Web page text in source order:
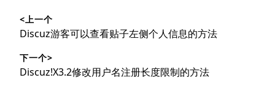
章
导
航
<上一个
上
文
章：
Discuz游客可以查看贴子左侧个人信息的方法
下一个>
下
Discuz!X3.2修改用户名注册长度限制的方法